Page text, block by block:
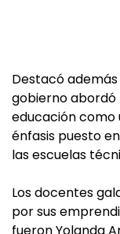
Destacó
gobierno abordó
educación como
énfasis puesto
las escuelas
Los docentes
por sus